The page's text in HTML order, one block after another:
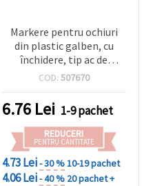
Markere pentru ochiuri
din plastic galben, cu
închidere, tip ac de
siguranță, 20x8 mm,
croșetat – 50 bucăți
COD: 507670
6.76 Lei 1-9 pachet
REDUCERI
PENTRU CANTITATE
4.73 Lei- 30 %10-19 pachet
4.06 Lei- 40 % 20 pachet +